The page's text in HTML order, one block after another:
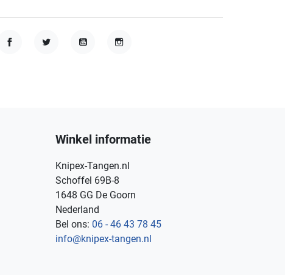
Winkel informatie
Knipex-Tangen.nl
Schoffel 69B-8
1648 GG De Goorn
Nederland
Bel ons: 06 - 46 43 78 45
info@knipex-tangen.nl